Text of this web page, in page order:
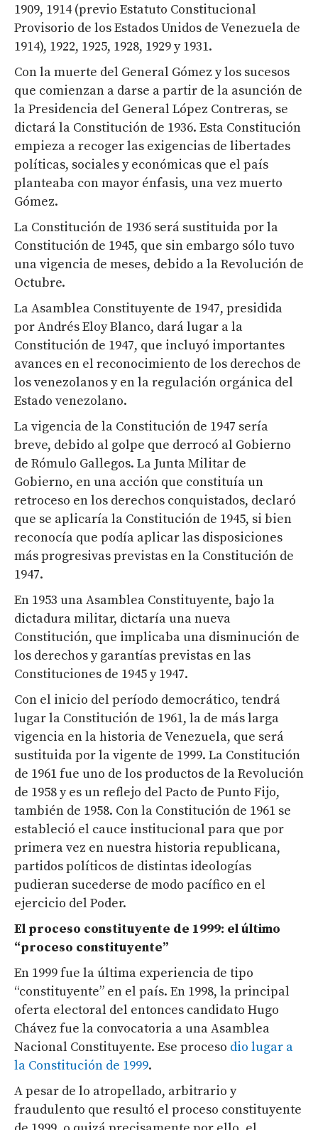
1909, 1914 (previo Estatuto Constitucional
Provisorio de los Estados Unidos de Venezuela de
1914), 1922, 1925, 1928, 1929 y 1931.
Con la muerte del General Gómez y los sucesos
que comienzan a darse a partir de la asunción de
la Presidencia del General López Contreras, se
dictará la Constitución de 1936. Esta Constitución
empieza a recoger las exigencias de libertades
políticas, sociales y económicas que el país
planteaba con mayor énfasis, una vez muerto
Gómez.
La Constitución de 1936 será sustituida por la
Constitución de 1945, que sin embargo sólo tuvo
una vigencia de meses, debido a la Revolución de
Octubre.
La Asamblea Constituyente de 1947, presidida
por Andrés Eloy Blanco, dará lugar a la
Constitución de 1947, que incluyó importantes
avances en el reconocimiento de los derechos de
los venezolanos y en la regulación orgánica del
Estado venezolano.
La vigencia de la Constitución de 1947 sería
breve, debido al golpe que derrocó al Gobierno
de Rómulo Gallegos. La Junta Militar de
Gobierno, en una acción que constituía un
retroceso en los derechos conquistados, declaró
que se aplicaría la Constitución de 1945, si bien
reconocía que podía aplicar las disposiciones
más progresivas previstas en la Constitución de
1947.
En 1953 una Asamblea Constituyente, bajo la
dictadura militar, dictaría una nueva
Constitución, que implicaba una disminución de
los derechos y garantías previstas en las
Constituciones de 1945 y 1947.
Con el inicio del período democrático, tendrá
lugar la Constitución de 1961, la de más larga
vigencia en la historia de Venezuela, que será
sustituida por la vigente de 1999. La Constitución
de 1961 fue uno de los productos de la Revolución
de 1958 y es un reflejo del Pacto de Punto Fijo,
también de 1958. Con la Constitución de 1961 se
estableció el cauce institucional para que por
primera vez en nuestra historia republicana,
partidos políticos de distintas ideologías
pudieran sucederse de modo pacífico en el
ejercicio del Poder.
El proceso constituyente de 1999: el último
“proceso constituyente”
En 1999 fue la última experiencia de tipo
“constituyente” en el país. En 1998, la principal
oferta electoral del entonces candidato Hugo
Chávez fue la convocatoria a una Asamblea
Nacional Constituyente. Ese proceso dio lugar a
la Constitución de 1999.
A pesar de lo atropellado, arbitrario y
fraudulento que resultó el proceso constituyente